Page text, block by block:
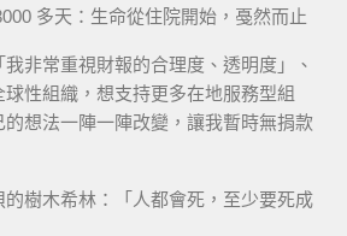
多天：生命從住院開始，戞然而止
我非常重視財報的合理度、透明度」、
球性組織，想支持更多在地服務型組
想法一陣一陣改變，讓我暫時無捐款
樹木希林：「人都會死，至少要死成